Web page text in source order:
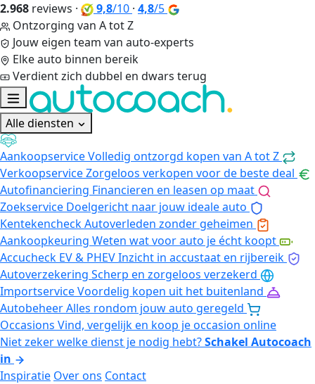
2.968 reviews · 9,8/10 · 4,8/5
Ontzorging van A tot Z
Jouw eigen team van auto-experts
Elke auto binnen bereik
Verdient zich dubbel en dwars terug
Alle diensten
AankoopserviceVolledig ontzorgd kopen van A tot Z
VerkoopserviceZorgeloos verkopen voor de beste deal
Autofinanciering Financieren en leasen op maat
Zoekservice Doelgericht naar jouw ideale auto
KentekencheckAutoverleden zonder geheimen
Aankoopkeuring Weten wat voor auto je écht koopt
Accucheck EV & PHEVInzicht in accustaat en rijbereik
Autoverzekering Scherp en zorgeloos verzekerd
ImportserviceVoordelig kopen uit het buitenland
AutobeheerAlles rondom jouw auto geregeld
Occasions Vind, vergelijk en koop je occasion online
Niet zeker welke dienst je nodig hebt?Schakel Autocoach
in
Inspiratie Over ons Contact